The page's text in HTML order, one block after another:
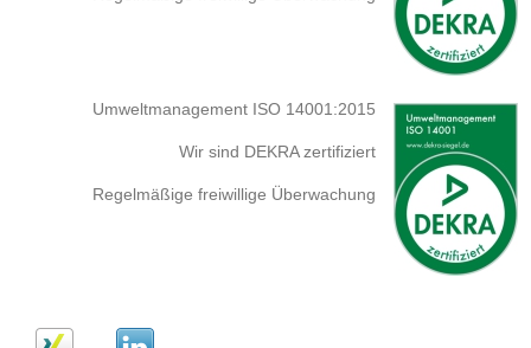
Umweltmanagement ISO 14001:2015
Wir sind DEKRA zertifiziert
Regelmäßige freiwillige Überwachung